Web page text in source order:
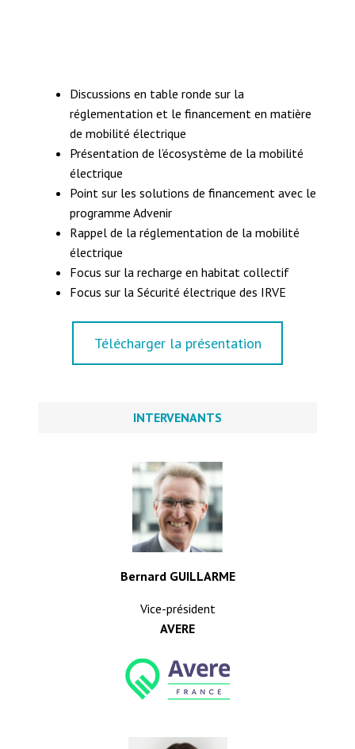
Discussions en table ronde sur la
réglementation et le financement en matière
de mobilité électrique
Présentation de l’écosystème de la mobilité
électrique
Point sur les solutions de financement avec le
programme Advenir
Rappel de la réglementation de la mobilité
électrique
Focus sur la recharge en habitat collectif
Focus sur la Sécurité électrique des IRVE
Télécharger la présentation
INTERVENANTS
Bernard GUILLARME
Vice-président
AVERE